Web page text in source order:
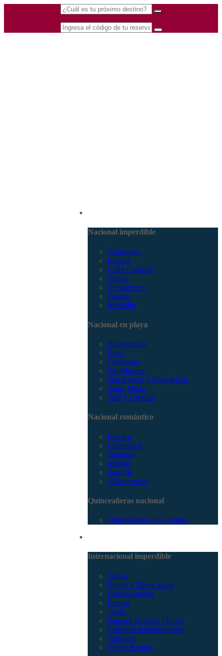
Nacional imperdible
Amazonas
Bogotá
Caño Cristales
Chocó
Eje cafetero
Guajira
Medellín
Nacional en playa
Barranquilla
Barú
Cartagena
Isla Múcura
San Andrés y Providencia
Santa Marta
Tolú y coveñas
Nacional romántico
Boyacá
Capurganá
Girardot
Melgar
San Gil
Villavicencio
Quinceañeras nacional
Quinceañeras San Andrés
Internacional imperdible
Africa
Egipto y Tierra Santa
Estados unidos
Europa
Japón
Parques Orlando Florida
Cruceros internacionales
Tailandia
Viajes Baratos